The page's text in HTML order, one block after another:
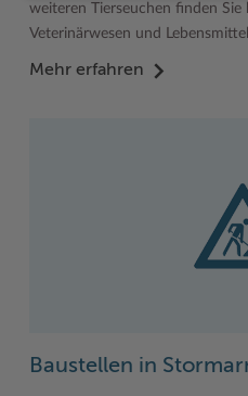
weiteren Tierseuchen finden Sie
Veterinärwesen und
Mehr erfahren
Baustellen in